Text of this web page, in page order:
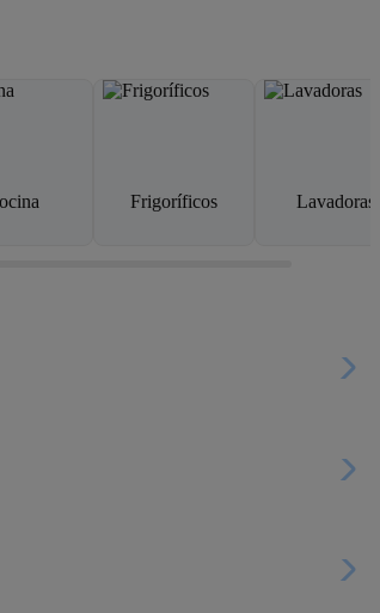
Frigoríficos Lavadoras